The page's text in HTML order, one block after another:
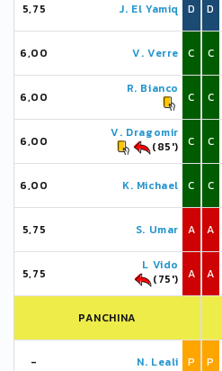
5,75 J. El Yamiq D
6,00 V. Verre C
6,00
R. Bianco
C
6,00
V. Dragomir
(85')
C
6,00 K. Michael C
5,75 S. Umar A
5,75
L Vido
(75')
A
PANCHINA
- N. Leali P
D
C
C
C
C
A
A
P